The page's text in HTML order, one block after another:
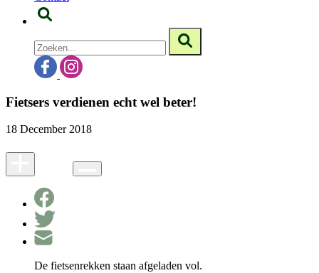
Fietsers verdienen echt wel beter!
18 December 2018
De fietsenrekken staan afgeladen vol.